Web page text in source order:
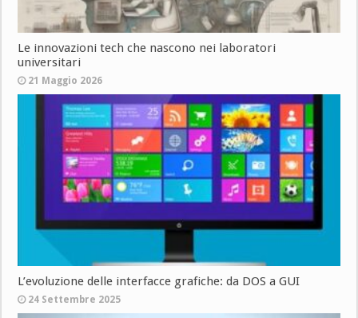
Le innovazioni tech che nascono nei laboratori
universitari
21 Maggio 2026
L’evoluzione delle interfacce grafiche: da DOS a GUI
24 Settembre 2025